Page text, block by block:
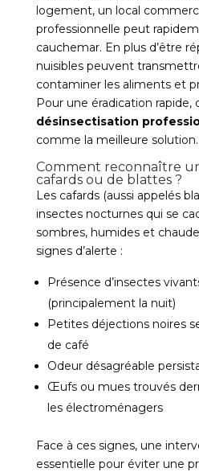
logement, un local
professionnelle peut
cauchemar. En plus d’être
nuisibles peuvent
contaminer les aliments et
Pour une éradication rapide,
désinsectisation
comme la meilleure solution.
Comment reconnaître
cafards ou de blattes ?
Les cafards (aussi appelés
insectes nocturnes qui se
sombres, humides et
signes d’alerte :
Présence d’insectes
(principalement la nuit)
Petites déjections noires
de café
Odeur désagréable
Œufs ou mues trouvés
les électroménagers
Face à ces signes, une
essentielle pour éviter une